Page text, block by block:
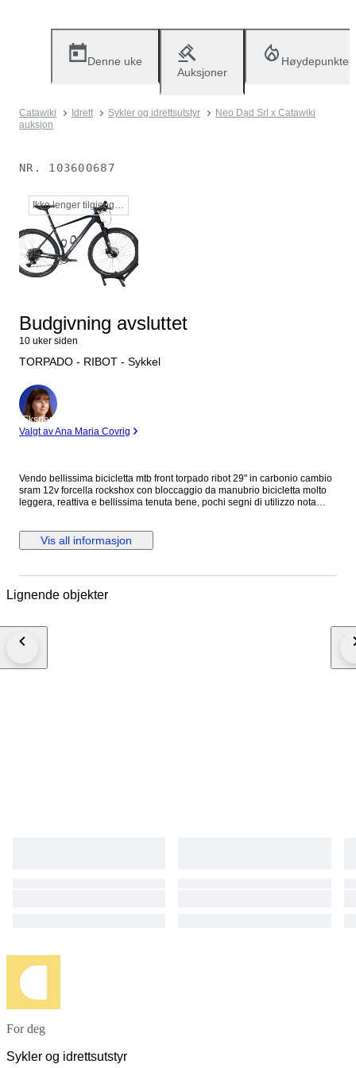
Denne uke
Auksjoner
Høydepunkter
Catawiki Idrett Sykler og idrettsutstyr
Neo Dad Srl x Catawiki
auksjon
NR. 103600687
Ikke lenger tilgjengelig
Budgivning avsluttet
10 uker siden
TORPADO - RIBOT - Sykkel
Ekspert
Valgt av Ana Maria Covrig
Vendo bellissima bicicletta mtb front torpado ribot 29" in carbonio cambio
sram 12v forcella rockshox con bloccaggio da manubrio bicicletta molto
leggera, reattiva e bellissima tenuta bene, pochi segni di utilizzo nota
Vis all informasjon
Lignende objekter
For deg
Sykler og idrettsutstyr